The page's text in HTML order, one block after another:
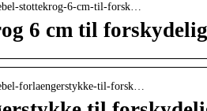
stottekrog-6-cm-til-forsk…
6 cm til
forlaengerstykke-til-forsk…